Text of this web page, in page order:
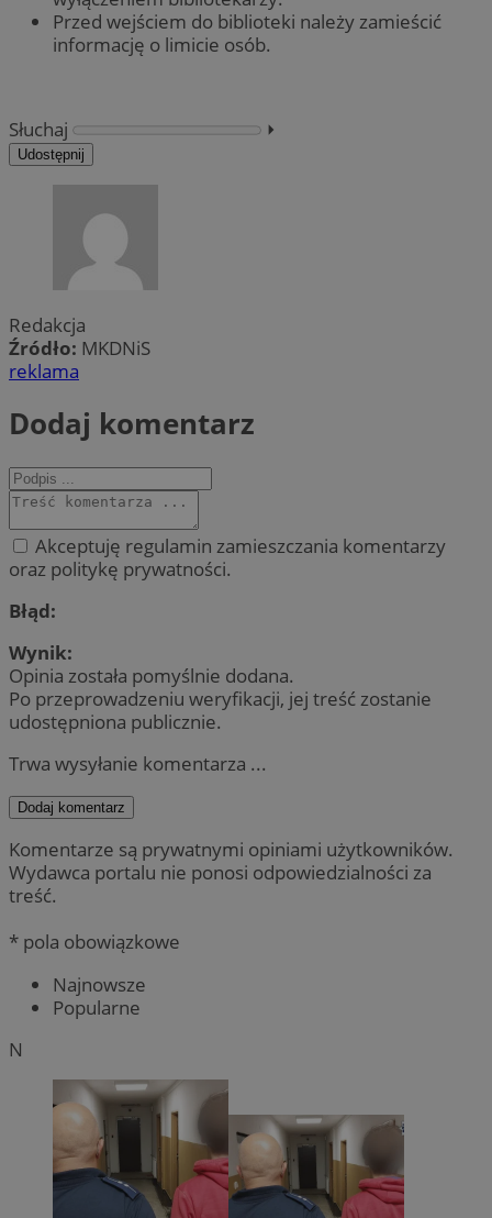
Przed wejściem do biblioteki należy zamieścić
informację o limicie osób.
Słuchaj ⏵︎
Udostępnij
Redakcja
Źródło: MKDNiS
reklama
Dodaj komentarz
Akceptuję regulamin zamieszczania komentarzy
oraz politykę prywatności.
Błąd:
Wynik:
Opinia została pomyślnie dodana.
Po przeprowadzeniu weryfikacji, jej treść zostanie
udostępniona publicznie.
Trwa wysyłanie komentarza ...
Dodaj komentarz
Komentarze są prywatnymi opiniami użytkowników.
Wydawca portalu nie ponosi odpowiedzialności za
treść.
* pola obowiązkowe
Najnowsze
Popularne
N